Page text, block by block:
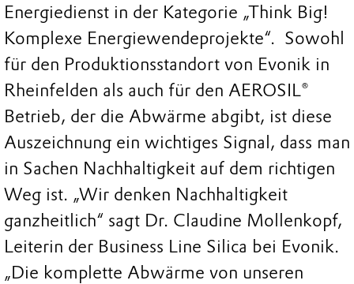
Energiedienst in der Kategorie „Think Big!
Komplexe Energiewendeprojekte“. Sowohl
für den Produktionsstandort von Evonik in
Rheinfelden als auch für den AEROSIL®
Betrieb, der die Abwärme abgibt, ist diese
Auszeichnung ein wichtiges Signal, dass man
in Sachen Nachhaltigkeit auf dem richtigen
Weg ist. „Wir denken Nachhaltigkeit
ganzheitlich“ sagt Dr. Claudine Mollenkopf,
Leiterin der Business Line Silica bei Evonik.
„Die komplette Abwärme von unseren